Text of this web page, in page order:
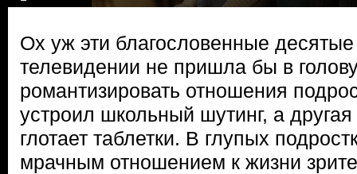
Ох уж эти благословенные
телевидении не пришла бы в
романтизировать отношения
устроил школьный шутинг, а
глотает таблетки. В глупых
мрачным отношением к жизни